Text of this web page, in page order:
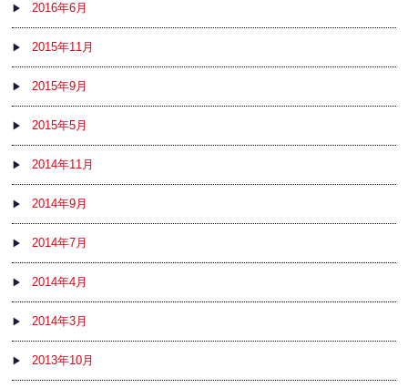
2016年6月
2015年11月
2015年9月
2015年5月
2014年11月
2014年9月
2014年7月
2014年4月
2014年3月
2013年10月